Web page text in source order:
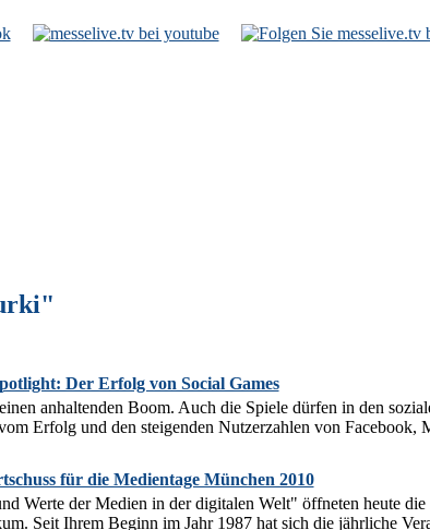
Der Erfolg von Social Games
anhaltenden Boom. Auch die Spiele dürfen in den
Erfolg und den steigenden Nutzerzahlen von Facebook,
für die Medientage München 2010
Werte der Medien in der digitalen Welt" öffneten heute
Seit Ihrem Beginn im Jahr 1987 hat sich die jährliche